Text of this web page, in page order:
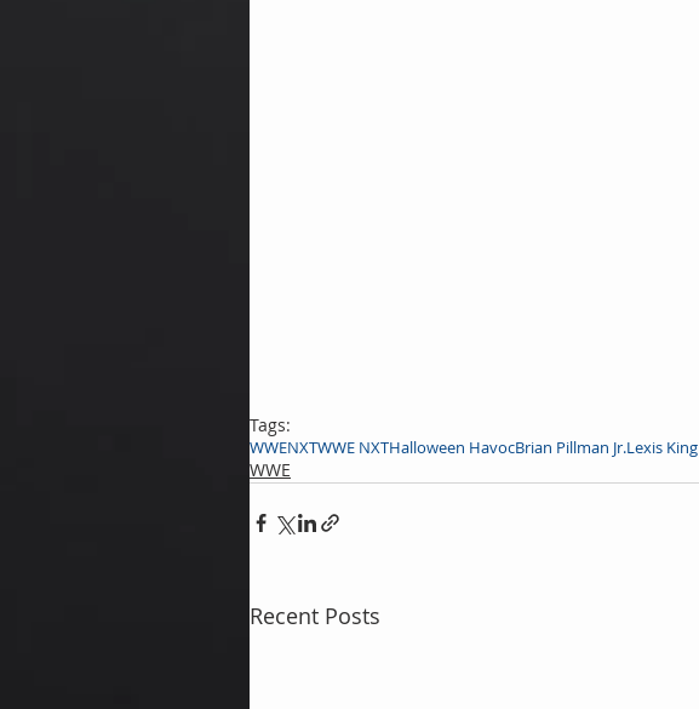
Tags:
WWENXTWWE NXTHalloween HavocBrian Pillman Jr.Lexis King
WWE
Recent Posts